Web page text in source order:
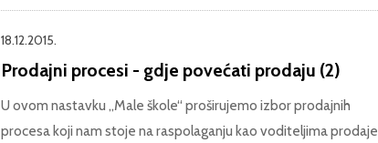
18.12.2015.
Prodajni procesi - gdje povećati prodaju (2)
U ovom nastavku „Male škole“ proširujemo izbor prodajnih
procesa koji nam stoje na raspolaganju kao voditeljima prodaje